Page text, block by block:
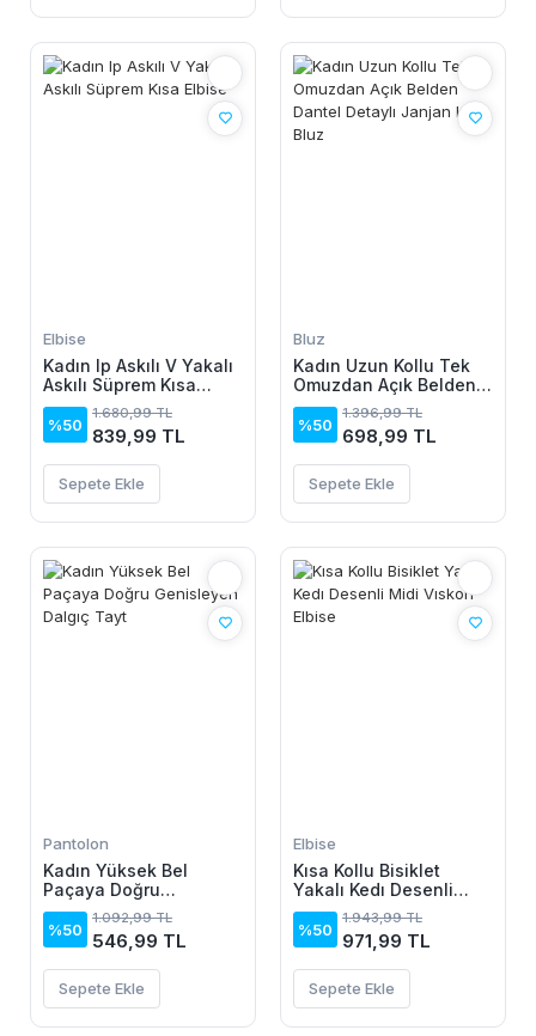
Elbise
Kadın Ip Askılı V Yakalı
Askılı Süprem Kısa
Elbise
%50
1.680,99 TL
839,99 TL
Sepete Ekle
Bluz
Kadın Uzun Kollu Tek
Omuzdan Açık Belden
Dantel Detaylı Janjan
Krep Bluz
%50
1.396,99 TL
698,99 TL
Sepete Ekle
Pantolon
Kadın Yüksek Bel
Paçaya Doğru
Genisleyen Dalgıç Tayt
%50
1.092,99 TL
546,99 TL
Sepete Ekle
Elbise
Kısa Kollu Bisiklet
Yakalı Kedı Desenli
Midi Vıskon Elbise
%50
1.943,99 TL
971,99 TL
Sepete Ekle